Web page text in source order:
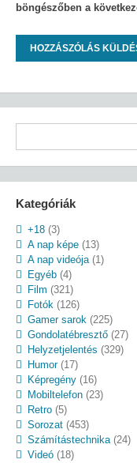
böngészőben a
Kategóriák
+18(3)
A nap képe(13)
A nap videója(1)
Egyéb(4)
Film (321)
Fotók(126)
Gamer sarok(225)
Gondolatébresztő(27)
Helyzetjelentés (329)
Humor(17)
Képregény(16)
Mobiltelefon(23)
Retro(5)
Sorozat(453)
Számítástechnika(24)
Videó(18)